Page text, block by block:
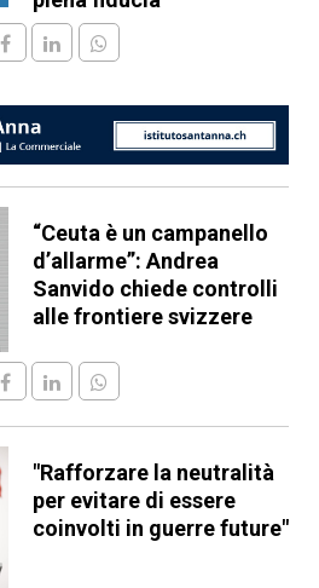
“Ceuta è un campanello
d’allarme”: Andrea
Sanvido chiede controlli
alle frontiere svizzere
"Rafforzare la neutralità
per evitare di essere
coinvolti in guerre future"